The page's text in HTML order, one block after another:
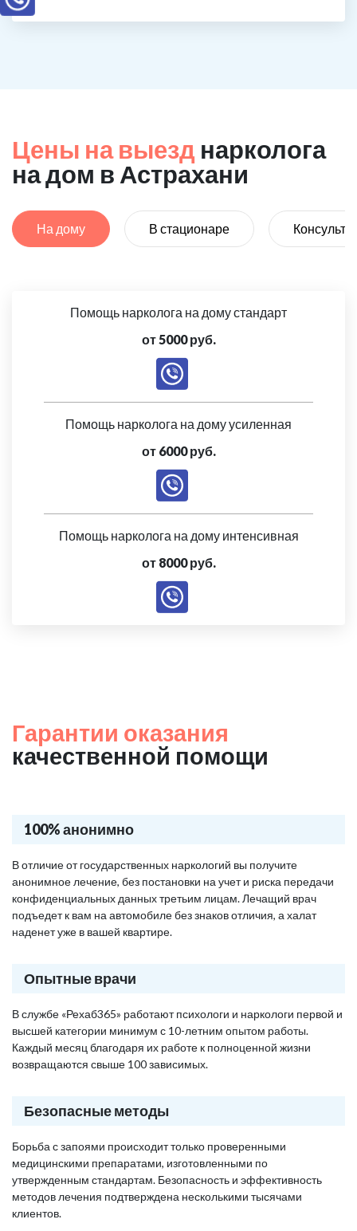
Цены на выезд нарколога
на дом в Астрахани
На дому В стационаре
Помощь нарколога на дому стандарт
от 5000 руб.
Помощь нарколога на дому усиленная
от 6000 руб.
Помощь нарколога на дому интенсивная
от 8000 руб.
Гарантии оказания
качественной помощи
100% анонимно
В отличие от государственных наркологий вы получите
анонимное лечение, без постановки на учет и риска передачи
конфиденциальных данных третьим лицам. Лечащий врач
подъедет к вам на автомобиле без знаков отличия, а халат
наденет уже в вашей квартире.
Опытные врачи
В службе «Рехаб365» работают психологи и наркологи первой и
высшей категории минимум с 10-летним опытом работы.
Каждый месяц благодаря их работе к полноценной жизни
возвращаются свыше 100 зависимых.
Безопасные методы
Борьба с запоями происходит только проверенными
медицинскими препаратами, изготовленными по
утвержденным стандартам. Безопасность и эффективность
методов лечения подтверждена несколькими тысячами
клиентов.